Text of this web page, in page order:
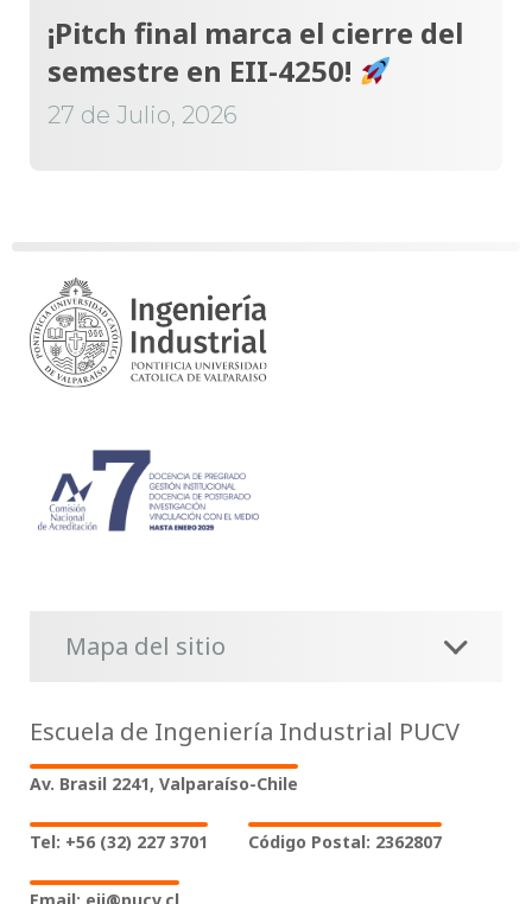
¡Pitch final marca el cierre del
semestre en EII-4250!
27 de Julio, 2026
Mapa del sitio
Escuela de Ingeniería Industrial PUCV
Av. Brasil 2241, Valparaíso-Chile
Tel: +56 (32) 227 3701 Código Postal: 2362807
Email: eii@pucv.cl